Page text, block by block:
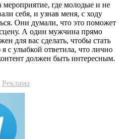
мероприятие, где молодые и не
себя, и узнав меня, с ходу
Они думали, что это поможет
А один мужчина прямо
для вас сделать, чтобы стать
с улыбкой ответила, что лично
должен быть интересным.
Реклама